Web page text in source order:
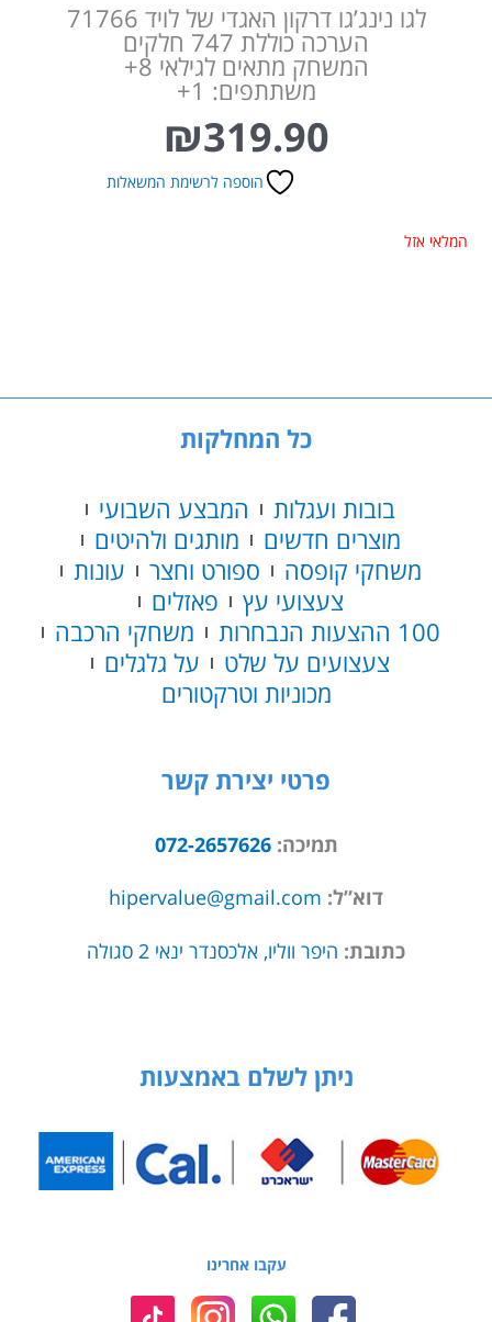
לגו נינג’גו דרקון האגדי של לויד 71766
הערכה כוללת 747 חלקים
המשחק מתאים לגילאי 8+
משתתפים: 1+
₪319.90
הוספה לרשימת המשאלות
המלאי אזל
כל המחלקות
בובות ועגלות
המבצע השבועי
מוצרים חדשים
מותגים ולהיטים
משחקי קופסה
ספורט וחצר
עונות
צעצועי עץ
פאזלים
100 ההצעות הנבחרות
משחקי הרכבה
צעצועים על שלט
על גלגלים
מכוניות וטרקטורים
פרטי יצירת קשר
תמיכה:072-2657626
דוא”ל: hipervalue@gmail.com
כתובת: היפר ווליו, אלכסנדר ינאי 2 סגולה
ניתן לשלם באמצעות
עקבו אחרינו